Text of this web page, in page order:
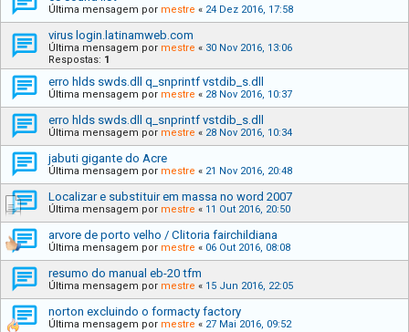
Última mensagem por mestre « 24 Dez 2016, 17:58
virus login.latinamweb.com
Última mensagem por mestre « 30 Nov 2016, 13:06
Respostas: 1
erro hlds swds.dll q_snprintf vstdib_s.dll
Última mensagem por mestre « 28 Nov 2016, 10:37
erro hlds swds.dll q_snprintf vstdib_s.dll
Última mensagem por mestre « 28 Nov 2016, 10:34
jabuti gigante do Acre
Última mensagem por mestre « 21 Nov 2016, 20:48
Localizar e substituir em massa no word 2007
Última mensagem por mestre « 11 Out 2016, 20:50
arvore de porto velho / Clitoria fairchildiana
Última mensagem por mestre « 06 Out 2016, 08:08
resumo do manual eb-20 tfm
Última mensagem por mestre « 15 Jun 2016, 22:05
norton excluindo o formacty factory
Última mensagem por mestre « 27 Mai 2016, 09:52